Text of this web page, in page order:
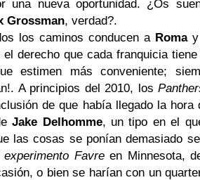
una nueva oportunidad. ¿Os
Grossman, verdad?.
los caminos conducen a Romay
el derecho que cada franquicia
estimen más conveniente;
A principios del 2010, los
de que había llegado la hora
Jake Delhomme, un tipo en el
las cosas se ponían demasiado
experimento Favreen Minnesota,
o bien se harían con un